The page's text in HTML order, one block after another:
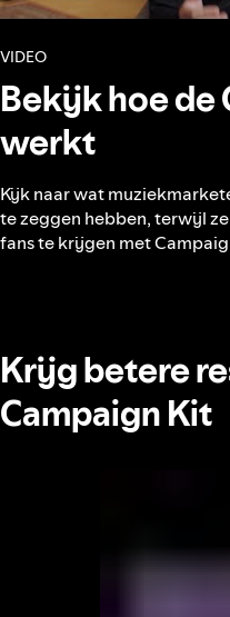
VIDEO
Bekijk hoe de
werkt
Kijk naar wat
te zeggen hebben, terwijl
fans te krijgen met
Krijg betere
Campaign Kit